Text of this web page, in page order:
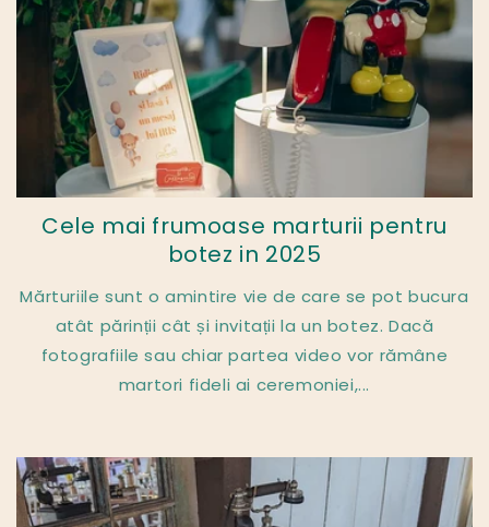
Cele mai frumoase marturii pentru
botez in 2025
Mărturiile sunt o amintire vie de care se pot bucura
atât părinții cât și invitații la un botez. Dacă
fotografiile sau chiar partea video vor rămâne
martori fideli ai ceremoniei,...